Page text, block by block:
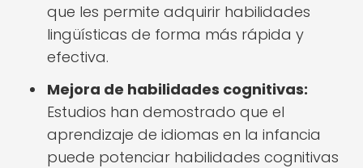
que les permite adquirir habilidades
lingüísticas de forma más rápida y
efectiva.
Mejora de habilidades cognitivas:
Estudios han demostrado que el
aprendizaje de idiomas en la infancia
puede potenciar habilidades cognitivas